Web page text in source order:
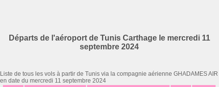
Départs de l'aéroport de Tunis Carthage le mercredi 11
septembre 2024
Liste de tous les vols à partir de Tunis via la compagnie aérienne GHADAMES AIR
en date du mercredi 11 septembre 2024